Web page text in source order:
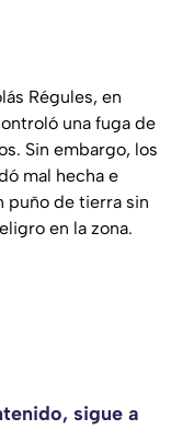
Régules, en
una fuga de
Sin embargo, los
mal hecha e
puño de tierra sin
en la zona.
sigue a